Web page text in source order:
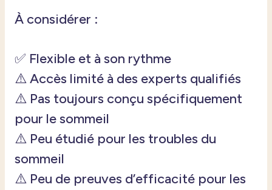
À considérer :
✅ Flexible et à son rythme
⚠️Accès limité à des experts qualifiés
⚠️ Pas toujours conçu spécifiquement
pour lesommeil
⚠️ Peu étudié pour les troubles du
sommeil
⚠️ Peu de preuves d’efficacité pour les